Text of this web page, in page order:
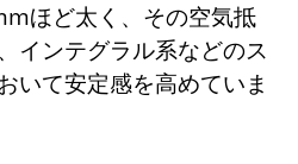
ほど太く、その空気抵
インテグラル系などのス
いて安定感を高めていま